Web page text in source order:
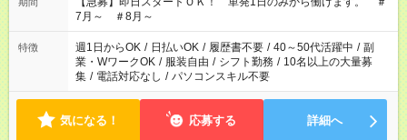
7月～ ＃8月～
特徴 週1日からOK / 日払いOK / 履歴書不要 / 40～50代活躍中 / 副
業・WワークOK / 服装自由 / シフト勤務 / 10名以上の大量募
集 / 電話対応なし / パソコンスキル不要
気になる！ 応募する 詳細へ